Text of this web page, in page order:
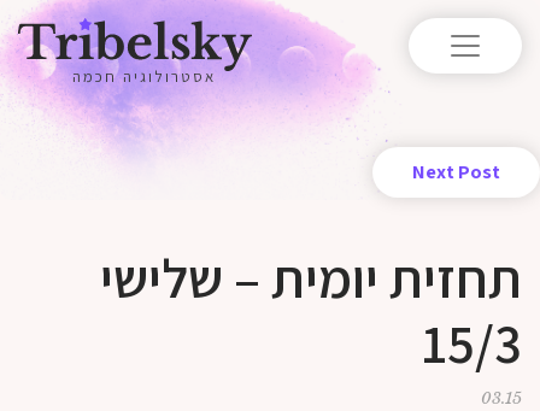
אסטרולוגיה חכמה
Next Post
תחזית יומית – שלישי
15/3
03.15